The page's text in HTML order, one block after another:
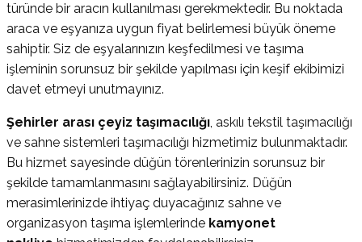
türünde bir aracın kullanılması gerekmektedir. Bu noktada
araca ve eşyanıza uygun fiyat belirlemesi büyük öneme
sahiptir. Siz de eşyalarınızın keşfedilmesi ve taşıma
işleminin sorunsuz bir şekilde yapılması için keşif ekibimizi
davet etmeyi unutmayınız.
Şehirler arası çeyiz taşımacılığı, askılı tekstil taşımacılığı
ve sahne sistemleri taşımacılığı hizmetimiz bulunmaktadır.
Bu hizmet sayesinde düğün törenlerinizin sorunsuz bir
şekilde tamamlanmasını sağlayabilirsiniz. Düğün
merasimlerinizde ihtiyaç duyacağınız sahne ve
organizasyon taşıma işlemlerinde kamyonet